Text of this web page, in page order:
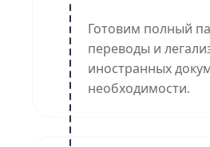
Готовим полный
переводы и
иностранных
необходимости.